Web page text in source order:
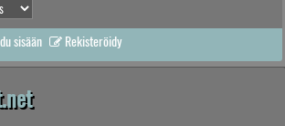
sisään Rekisteröidy